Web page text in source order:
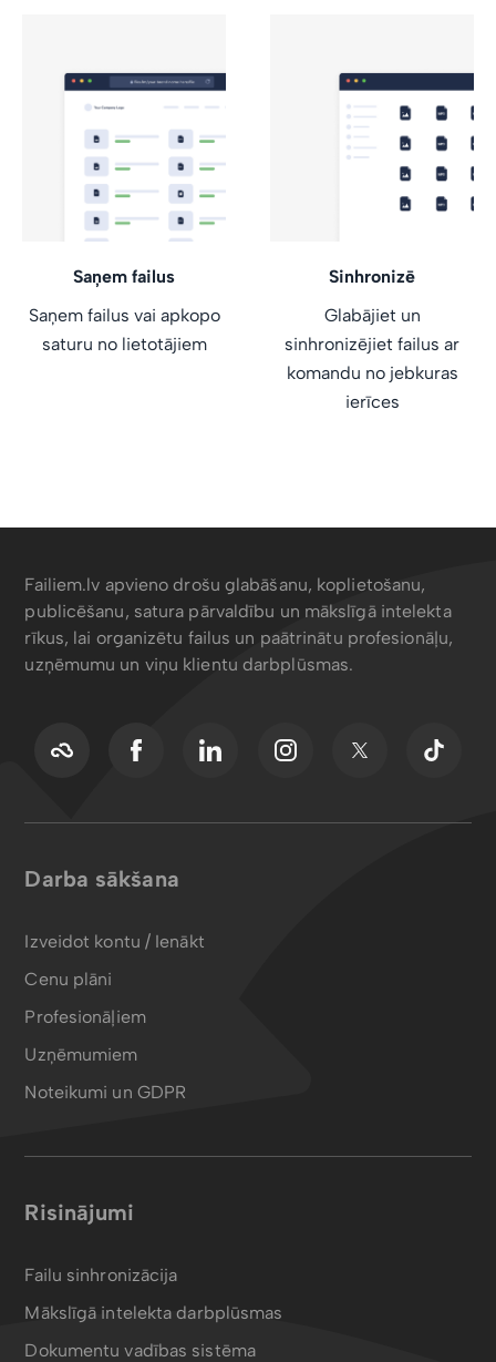
Saņem failus
Saņem failus vai apkopo
saturu no lietotājiem
Sinhronizē
Glabājiet un
sinhronizējiet failus ar
komandu no jebkuras
ierīces
Failiem.lv apvieno drošu glabāšanu, koplietošanu,
publicēšanu, satura pārvaldību un mākslīgā intelekta
rīkus, lai organizētu failus un paātrinātu profesionāļu,
uzņēmumu un viņu klientu darbplūsmas.
Darba sākšana
Izveidot kontu / Ienākt
Cenu plāni
Profesionāļiem
Uzņēmumiem
Noteikumi un GDPR
Risinājumi
Failu sinhronizācija
Mākslīgā intelekta darbplūsmas
Dokumentu vadības sistēma